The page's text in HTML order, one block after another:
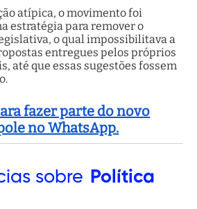
atípica, o movimento foi
estratégia para remover o
o qual impossibilitava a
entregues pelos próprios
até que essas sugestões fossem
fazer parte do novo
no WhatsApp.
sobre Política